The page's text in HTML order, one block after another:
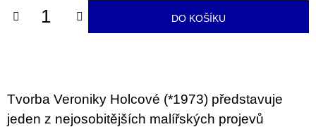
DO KOŠÍKU
Tvorba Veroniky Holcové (*1973) představuje
jeden z nejosobitějších malířských projevů
u
e